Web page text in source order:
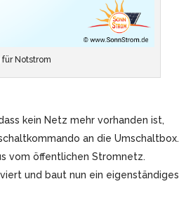
Notstrom
kein Netz mehr vorhanden ist,
an die Umschaltbox.
vom öffentlichen Stromnetz.
und baut nun ein eigenständiges